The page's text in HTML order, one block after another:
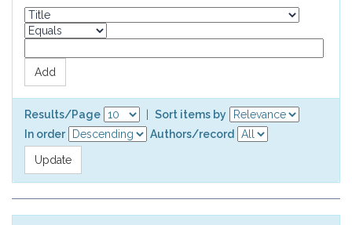
Results/Page
Sort items by
In order
Authors/record